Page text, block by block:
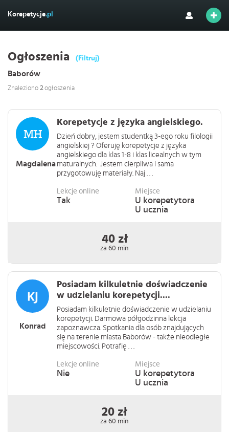
Korepetycje.pl
Ogłoszenia (Filtruj)
Baborów
Znaleziono 2ogłoszenia
Magdalena
Korepetycje z języka angielskiego.
Dzień dobry, jestem studentką 3-ego roku filologii
angielskiej ? Oferuję korepetycje z języka
angielskiego dla klas 1-8 i klas licealnych w tym
maturalnych. Jestem cierpliwa i sama
przygotowuję materiały. Naj . . .
Lekcje online
Tak
Miejsce
U korepetytora
U ucznia
40 zł
za 60 min
Konrad
Posiadam kilkuletnie doświadczenie
w udzielaniu korepetycji....
Posiadam kilkuletnie doświadczenie w udzielaniu
korepetycji. Darmowa półgodzinna lekcja
zapoznawcza. Spotkania dla osób znajdujących
się na terenie miasta Baborów - także nieodległe
miejscowości. Potrafię . . .
Lekcje online
Nie
Miejsce
U korepetytora
U ucznia
20 zł
za 60 min